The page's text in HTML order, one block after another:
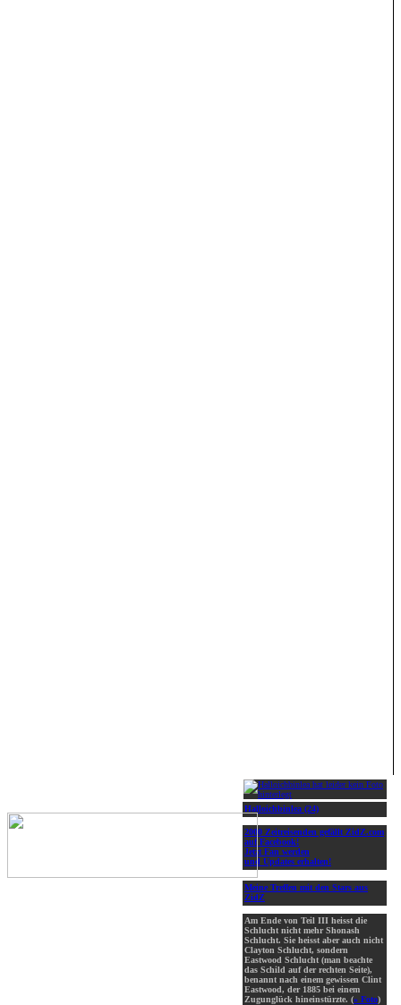
Halloichbinlea (24)
2000 Zeitreisenden gefällt ZidZ.com
auf Facebook!
Jetzt Fan werden
und Updates erhalten!
Meine Treffen mit den Stars aus
ZidZ
Am Ende von Teil III heisst die
Schlucht nicht mehr Shonash
Schlucht. Sie heisst aber auch nicht
Clayton Schlucht, sondern
Eastwood Schlucht (man beachte
das Schild auf der rechten Seite),
benannt nach einem gewissen Clint
Eastwood, der 1885 bei einem
Zugunglück hineinstürzte. (» Foto)